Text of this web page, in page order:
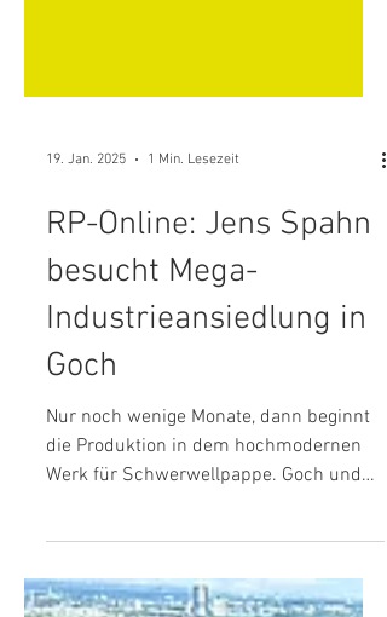
19. Jan. 2025 1 Min. Lesezeit
RP-Online: Jens Spahn
besucht Mega-
Industrieansiedlung in
Goch
Nur noch wenige Monate, dann beginnt
Werk für Schwerwellpappe. Goch und